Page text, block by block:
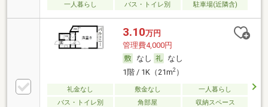
一人暮らし
バス・トイレ別 駐車場(近隣含)
3.10万円
管理費4,000円
なし
なし
1階 / 1K（21m2）
礼金なし 敷金なし
一人暮らし
バス・トイレ別
角部屋 収納スペース